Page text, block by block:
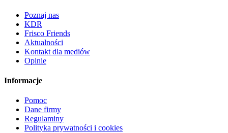
Poznaj nas
KDR
Frisco Friends
Aktualności
Kontakt dla mediów
Opinie
Informacje
Pomoc
Dane firmy
Regulaminy
Polityka prywatności i cookies